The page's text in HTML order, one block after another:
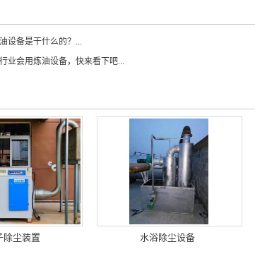
设备是干什么的？...
业会用炼油设备，快来看下吧...
除尘装置 水浴除尘设备